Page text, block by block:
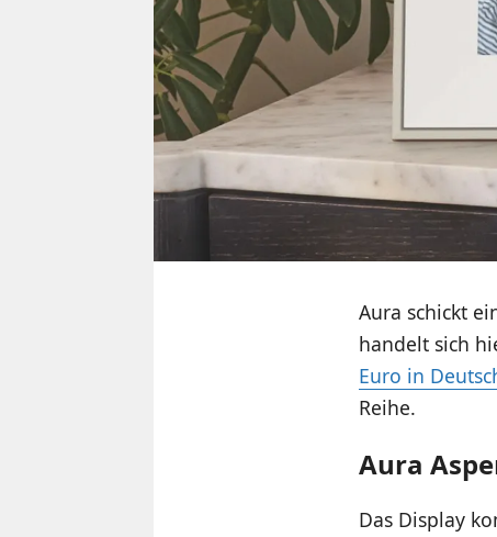
Aura schickt
handelt sich
Euro in
Reihe.
Aura
Das Display